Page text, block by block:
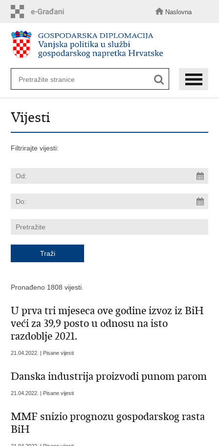
sadržaj
Naslovna
Vijesti
Filtrirajte vijesti:
Pronađeno 1808 vijesti.
U prva tri mjeseca ove godine izvoz iz BiH
veći za 39,9 posto u odnosu na isto
razdoblje 2021.
21.04.2022. | Pisane vijesti
Danska industrija proizvodi punom parom
21.04.2022. | Pisane vijesti
MMF snizio prognozu gospodarskog rasta
BiH